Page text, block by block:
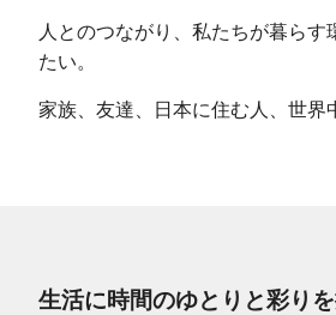
人とのつながり、私たちが暮ら
たい。
家族、友達、日本に住む人、世界
生活に時間のゆとりと彩り